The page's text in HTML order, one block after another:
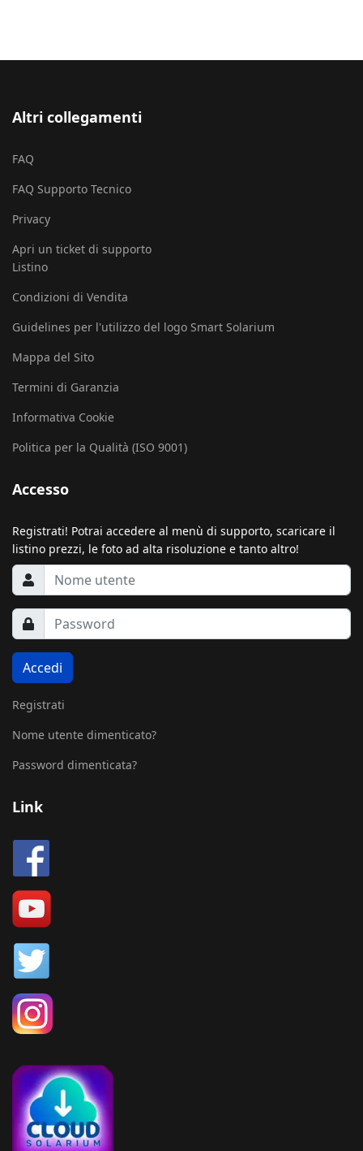
Altri collegamenti
FAQ
FAQ Supporto Tecnico
Privacy
Apri un ticket di supporto
Listino
Condizioni di Vendita
Guidelines per l'utilizzo del logo Smart Solarium
Mappa del Sito
Termini di Garanzia
Informativa Cookie
Politica per la Qualità (ISO 9001)
Accesso
Registrati! Potrai accedere al menù di supporto, scaricare il
listino prezzi, le foto ad alta risoluzione e tanto altro!
Accedi
Registrati
Nome utente dimenticato?
Password dimenticata?
Link